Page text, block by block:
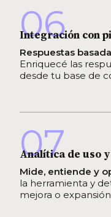
06
Integración con
Respuestas
Enriquecé las
desde tu base de
07
Analítica de uso
Mide, entiende y
la herramienta y
mejora o